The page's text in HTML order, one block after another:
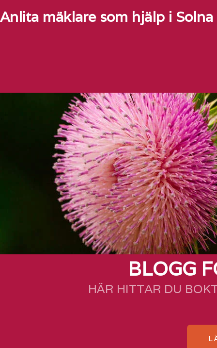
Anlita mäklare som hjälp i Solna
BLOGG
HÄR HITTAR DU